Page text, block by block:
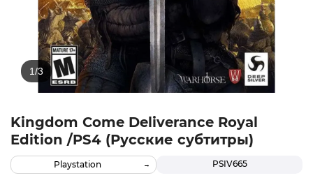
Kingdom Come Deliverance Royal
Edition /PS4 (Русские субтитры)
PSIV665
Playstation